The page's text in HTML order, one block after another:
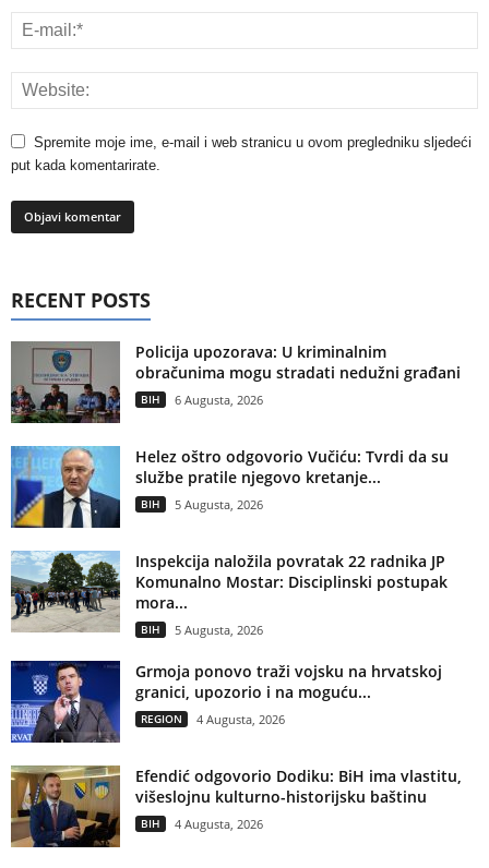
Spremite moje ime, e-mail i web stranicu u ovom pregledniku sljedeći
put kada komentarirate.
RECENT POSTS
Policija upozorava: U kriminalnim
obračunima mogu stradati nedužni građani
BIH 6 Augusta, 2026
Helez oštro odgovorio Vučiću: Tvrdi da su
službe pratile njegovo kretanje...
BIH 5 Augusta, 2026
Inspekcija naložila povratak 22 radnika JP
Komunalno Mostar: Disciplinski postupak
mora...
BIH 5 Augusta, 2026
Grmoja ponovo traži vojsku na hrvatskoj
granici, upozorio i na moguću...
REGION 4 Augusta, 2026
Efendić odgovorio Dodiku: BiH ima vlastitu,
višeslojnu kulturno-historijsku baštinu
BIH 4 Augusta, 2026